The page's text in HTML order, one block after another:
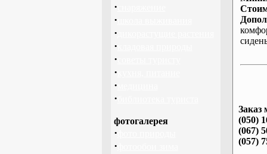
·
·
·
·
·
·
·
·
фотогалерея
·
·
Заказ
(050)
(067)
(057)